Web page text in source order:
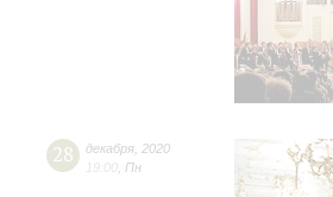
28 декабря 2020
19:00 Пн